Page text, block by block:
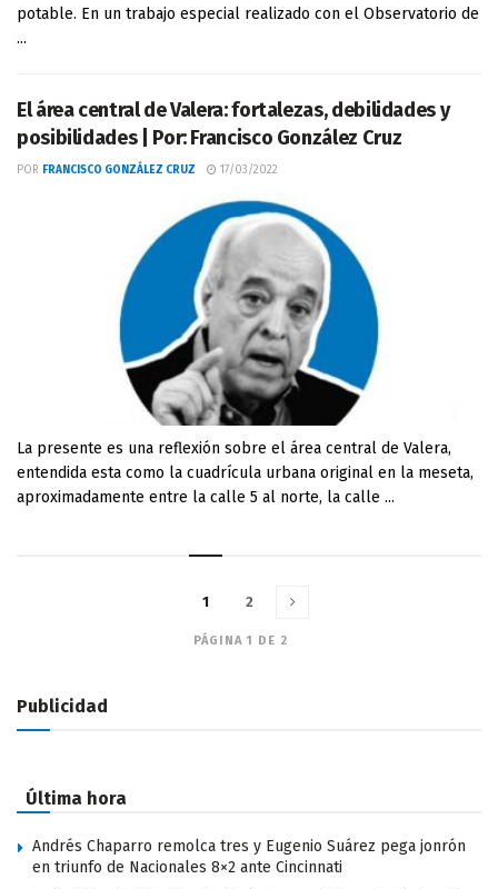
potable. En un trabajo especial realizado con el Observatorio de
...
El área central de Valera: fortalezas, debilidades y
posibilidades | Por: Francisco González Cruz
POR FRANCISCO GONZÁLEZ CRUZ 17/03/2022
La presente es una reflexión sobre el área central de Valera,
entendida esta como la cuadrícula urbana original en la meseta,
aproximadamente entre la calle 5 al norte, la calle ...
PÁGINA 1 DE 2
1 2
Publicidad
Última hora
Andrés Chaparro remolca tres y Eugenio Suárez pega jonrón
en triunfo de Nacionales 8×2 ante Cincinnati